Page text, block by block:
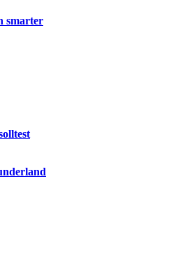
smarter